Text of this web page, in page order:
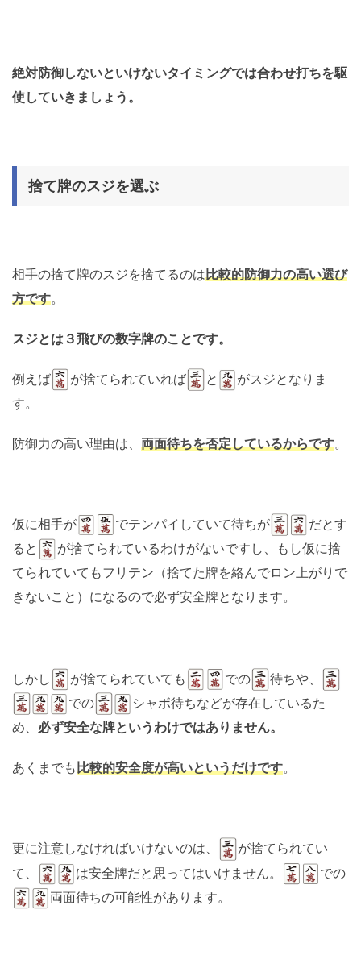
絶対防御しないといけないタイミングでは合わせ打ちを駆
使していきましょう。
捨て牌のスジを選ぶ
相手の捨て牌のスジを捨てるのは比較的防御力の高い選び
方です。
スジとは３飛びの数字牌のことです。
例えば が捨てられていれば と
がスジとなりま
す。
防御力の高い理由は、 両面待ちを否定しているからです。
仮に相手が でテンパイしていて待ちが
だとす
ると
が捨てられているわけがないですし、もし仮に捨
てられていてもフリテン（捨てた牌を絡んでロン上がりで
きないこと）になるので必ず安全牌となります。
しかし が捨てられていても での
待ちや、
での
シャボ待ちなどが存在しているた
め、 必ず安全な牌というわけではありません。
あくまでも比較的安全度が高いというだけです。
更に注意しなければいけないのは、
が捨てられてい
て、
は安全牌だと思ってはいけません。
での
両面待ちの可能性があります。